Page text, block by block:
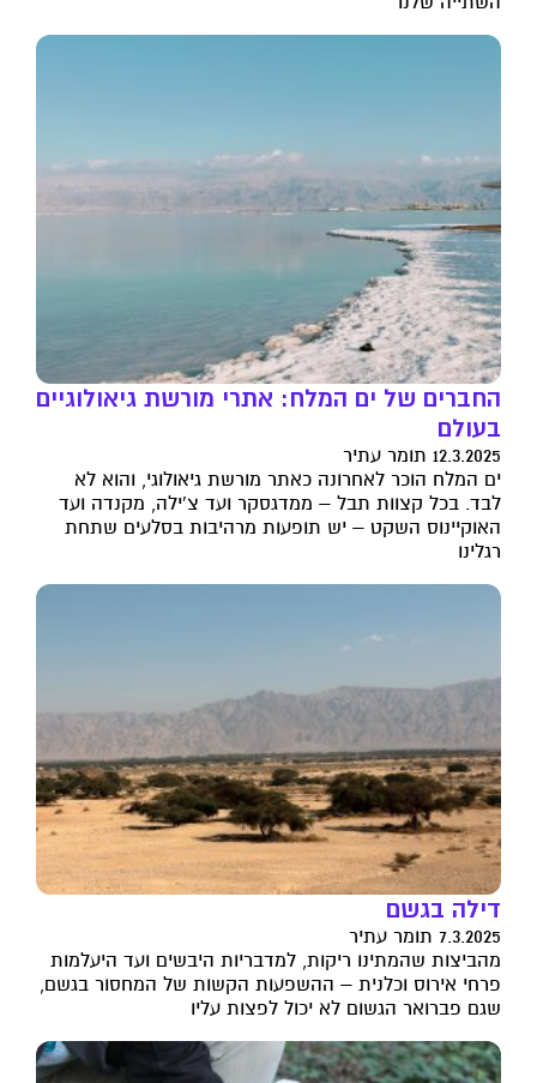
החברים של ים המלח: אתרי מורשת גיאולוגיים
בעולם
12.3.2025 תומר עתיר
ים המלח הוכר לאחרונה כאתר מורשת גיאולוגי, והוא לא
לבד. בכל קצוות תבל – ממדגסקר ועד צ'ילה, מקנדה ועד
האוקיינוס השקט – יש תופעות מרהיבות בסלעים שתחת
רגלינו
דילה בגשם
7.3.2025 תומר עתיר
מהביצות שהמתינו ריקות, למדבריות היבשים ועד היעלמות
פרחי אירוס וכלנית – ההשפעות הקשות של המחסור בגשם,
שגם פברואר הגשום לא יכול לפצות עליו